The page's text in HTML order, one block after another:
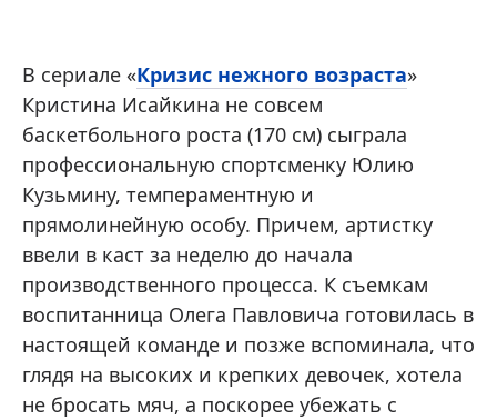
В сериале «Кризис нежного возраста»
Кристина Исайкина не совсем
баскетбольного роста (170 см) сыграла
профессиональную спортсменку Юлию
Кузьмину, темпераментную и
прямолинейную особу. Причем, артистку
ввели в каст за неделю до начала
производственного процесса. К съемкам
воспитанница Олега Павловича готовилась в
настоящей команде и позже вспоминала, что
глядя на высоких и крепких девочек, хотела
не бросать мяч, а поскорее убежать с